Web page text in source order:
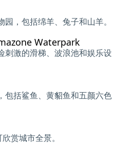
，包括绵羊、兔子和山羊。
Waterpark
刺激的滑梯、波浪池和娱乐设
包括鲨鱼、黄貂鱼和五颜六色
赏城市全景。